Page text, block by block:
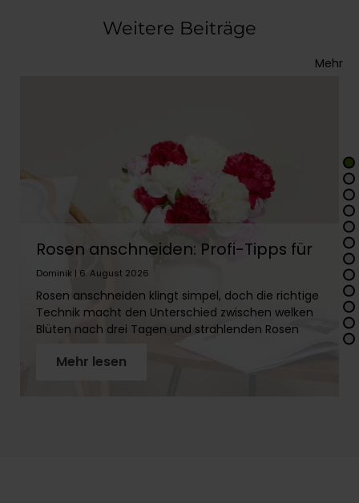
Weitere Beiträge
Mehr
Rosen anschneiden: Profi-Tipps für
lange Frische
Dominik | 6. August 2026
Rosen anschneiden klingt simpel, doch die richtige
Technik macht den Unterschied zwischen welken
Blüten nach drei Tagen und strahlenden Rosen
Schritt für Schritt, wie Du Rosenstiele richtig
Mehr lesen